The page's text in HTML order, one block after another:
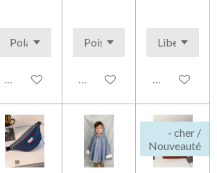
Voir les détails Voir les détails Voir les
- cher /
Nouveauté